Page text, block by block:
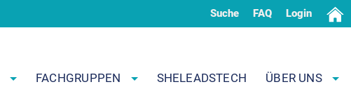
Suche FAQ Login
FACHGRUPPEN SHELEADSTECH ÜBER UNS